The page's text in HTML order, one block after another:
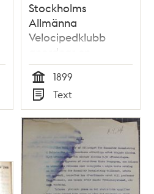
Stockholms
Allmänna
Velocipedklubb
anordnar en
”velocipedtäfvlan”
1899
Tid
1899
Typ
Text